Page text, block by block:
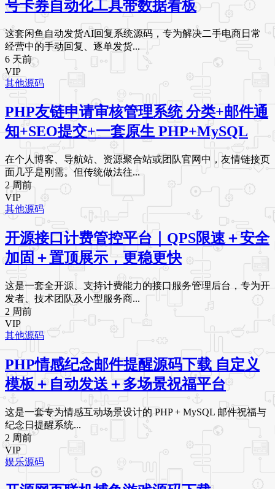
号卡券自动化工具带数据看板
这套闲鱼自动发货AI回复系统源码，专为解决二手电商日常
经营中的手动回复、逐单发货...
6 天前
VIP
其他源码
PHP友链申请审核管理系统 分类+邮件通
知+SEO提交+一套原生 PHP+MySQL
在个人博客、导航站、资源聚合站或团队官网中，友情链接页
面几乎是刚需。但传统做法往...
2 周前
VIP
其他源码
开源接口计费管控平台｜QPS限速＋安全
加固＋置顶展示，更稳更快
这是一套全开源、支持计费能力的接口服务管理后台，专为开
发者、技术团队及小型服务商...
2 周前
VIP
其他源码
PHP情感纪念邮件提醒源码下载 自定义
模板＋自动发送＋多场景祝福平台
这是一套专为情感互动场景设计的 PHP + MySQL 邮件祝福与
纪念日提醒系统...
2 周前
VIP
娱乐源码